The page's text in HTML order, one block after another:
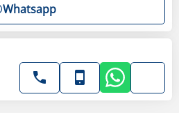
Whatsapp